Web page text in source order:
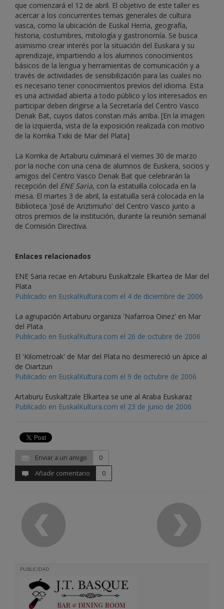
que comenzará el 12 de abril. El objetivo de este taller es
acercar a los concurrentes temas generales de cultura
vasca, como la ubicación de Euskal Herria, geografía,
historia, costumbres, mitología y gastronomía. Se busca
asimismo crear interés por la situación del Euskara y su
aprendizaje, impartiendo a los alumnos conocimientos
básicos de la lengua y herramientas de comunicación y a
través de actividades de sensibilización para las cuales no
es necesario tener conocimientos previos del idioma. Esta
es una actividad abierta a todo público y los interesados en
participar deben dirigirse a la Secretaría del Centro Vasco
Denak Bat, cuyos datos constan más arriba. [En la imagen
de la izquierda, vista de la exposición realizada con motivo
de la Korrika Txiki de Mar del Plata]
La Korrika de Artaburu culminará el viernes 30 de marzo
por la noche con una cena de alumnos de Euskera, socios y
amigos del Centro Vasco Denak Bat que celebrarán la
recepción del ENE Saria, con la estatuilla colocada en la
mesa. El martes 3 de abril, la estatuilla será colocada en la
Biblioteca 'José de Ariztimuño' del Centro Vasco junto a
otros premios de la institución, durante la reunión semanal
de Comisión Directiva.
Enlaces relacionados
ENE Saria recae en Artaburu Euskaltzale Elkartea de Mar del
Plata
Publicado en EuskalKultura.com el 4 de diciembre de 2006
La agrupación Artaburu organiza 'Nafarroa Oinez' en Mar
del Plata
Publicado en EuskalKultura.com el 26 de octubre de 2006
El 'Kilometroak' de Mar del Plata no desmereció un ápice al
de Oiartzun
Publicado en EuskalKultura.com el 9 de octubre de 2006
Artaburu Euskaltzale Elkartea se une al Araba Euskaraz
Publicado en EuskalKultura.com el 23 de junio de 2006
Enviar a un amigo
0
Añadir comentario
0
PUBLICIDAD